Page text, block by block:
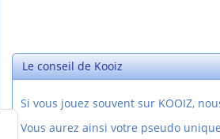
Le conseil de Kooiz
Si vous jouez souvent sur KOOIZ,
Vous aurez ainsi votre pseudo